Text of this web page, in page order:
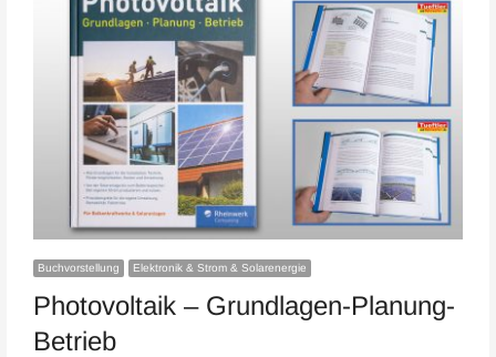
Buchvorstellung Elektronik & Strom & Solarenergie
Photovoltaik – Grundlagen-Planung-
Betrieb